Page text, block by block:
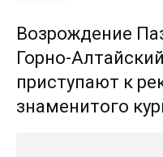
Возрождение
Горно-
приступают к
знаменитого